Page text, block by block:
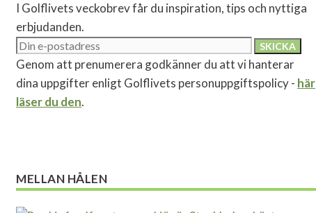
I Golflivets veckobrev får du inspiration, tips och nyttiga
erbjudanden.
Genom att prenumerera godkänner du att vi hanterar
dina uppgifter enligt Golflivets personuppgiftspolicy - här
läser du den.
MELLAN HÅLEN